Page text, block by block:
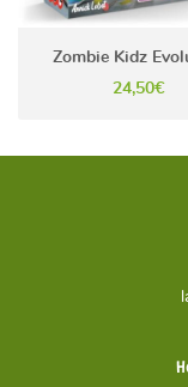
Zombie Kidz
24,50€